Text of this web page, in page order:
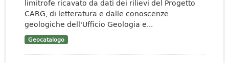
limitrofe ricavato da dati dei rilievi del Progetto
CARG, di letteratura e dalle conoscenze
geologiche dell'Ufficio Geologia e...
Geocatalogo